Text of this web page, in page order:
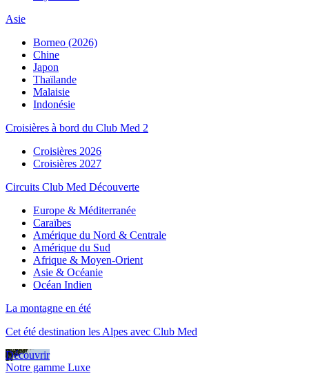
Asie
Borneo (2026)
Chine
Japon
Thaïlande
Malaisie
Indonésie
Croisières à bord du Club Med 2
Croisières 2026
Croisières 2027
Circuits Club Med Découverte
Europe & Méditerranée
Caraïbes
Amérique du Nord & Centrale
Amérique du Sud
Afrique & Moyen-Orient
Asie & Océanie
Océan Indien
La montagne en été
Cet été destination les Alpes avec Club Med
Découvrir
Notre gamme Luxe